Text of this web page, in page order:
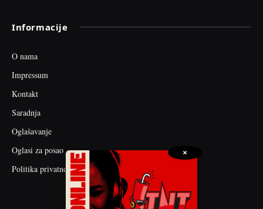
Informacije
O nama
Impressum
Kontakt
Saradnja
Oglašavanje
Oglasi za posao
Politika privatnosti
×